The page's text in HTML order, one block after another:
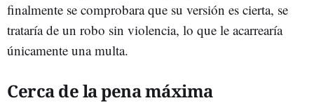
finalmente se comprobara que su versión es cierta, se
trataría de un robo sin violencia, lo que le acarrearía
únicamente una multa.
Cerca de la pena máxima